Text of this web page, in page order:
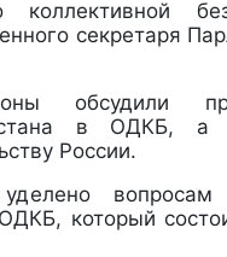
секретаря
обсудили
в ОДКБ, а
России.
вопросам
который